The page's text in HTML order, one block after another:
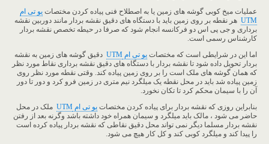
عملیات میخ کوبی گوشه های زمین یا به اصطلاح فنی پیاده کردن مختصات یو تی ام
UTM هر نقطه بر روی زمین باید با دستگاه های دقیق نقشه بردار مانند دوربین نقشه
برداری و جی پی اس دو فرکانسه انجام شود که صرفا در حیطه تخصص نقشه بردار
کارشناس رسمی است.
اما این در شرایطی است که مختصات یو تی ام UTM دقیق گوشه های زمین به نقشه
بردار تحویل داده شود تا نقشه بردار با دستگاه های دقیق نقشه برداری نقاط مورد نظر
که همان گوشه های ملک است را بر روی زمین پیاده کند. وقتی نقطه مورد نظر روی
زمین پیاده شد باید در محل نقطه یک میلگرد نیم متری در زمین فرو کرد و دور تا دور
آن را با سیمان محکم کرد تا تکان نخورد.
بنابراین روزی که نقشه بردار برای پیاده کردن مختصات یو تی ام UTM ملک در محل
حاضر می شود ، مالک باید میلگرد و سیمان همراه خود داشته باشد وگرنه بعد از رفتن
نقشه بردار مسلما دیگر نمی تواند محل دقیق نقاطی که نقشه بردار پیاده کرده است
را پیدا کند و میلگرد کوبی کند و کل کار هیچ می شود.